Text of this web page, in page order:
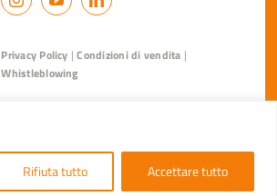
Rifiuta tutto Accettare tutto
Privacy Policy |Condizioni di vendita |
Whistleblowing